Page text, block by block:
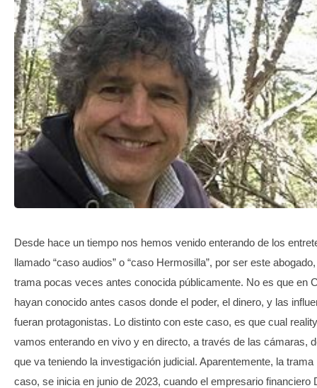
VIDEOS
GALERIA DE FOTOS
APP MÓVIL
TRANSPARENCIA
Desde hace un tiempo nos hemos venido enterando de los
llamado “caso audios” o “caso Hermosilla”, por ser este
trama pocas veces antes conocida públicamente. No es que en
hayan conocido antes casos donde el poder, el dinero, y las
fueran protagonistas. Lo distinto con este caso, es que cual
vamos enterando en vivo y en directo, a través de las cámaras,
que va teniendo la investigación judicial. Aparentemente, la
caso, se inicia en junio de 2023, cuando el empresario financiero